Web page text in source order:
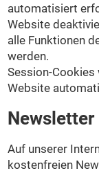
automatisiert
Website
alle Funktionen
werden.
Session-Cookies
Website
Newsletter
Auf unserer
kostenfreien